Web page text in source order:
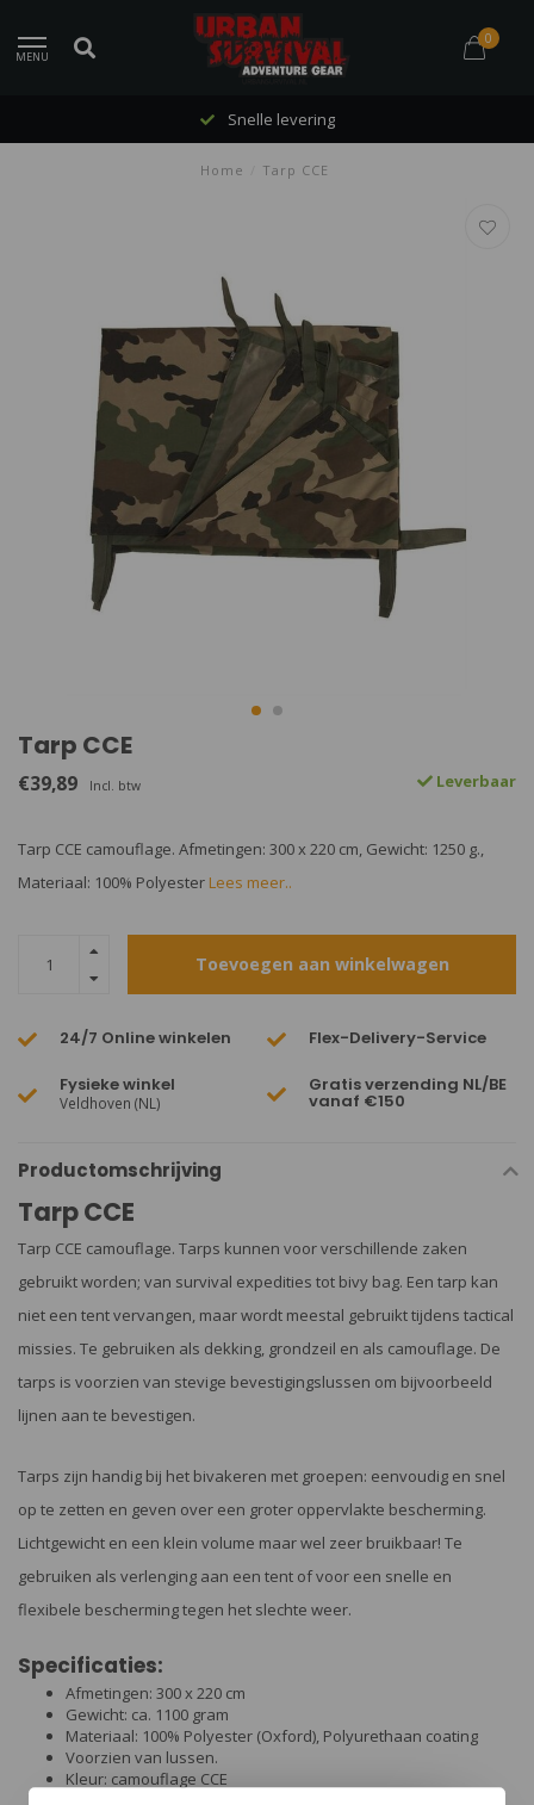
MENU
0
Snelle levering
Home Tarp CCE
Tarp CCE
€39,89 Incl. btw Leverbaar
Tarp CCE camouflage. Afmetingen: 300 x 220 cm, Gewicht: 1250 g.,
Materiaal: 100% Polyester Lees meer..
Toevoegen aan winkelwagen
24/7 Online winkelen Flex-Delivery-Service
Fysieke winkel
Veldhoven (NL)
Gratis verzending NL/BE
vanaf €150
Productomschrijving
Tarp CCE
Tarp CCE camouflage. Tarps kunnen voor verschillende zaken
gebruikt worden; van survival expedities tot bivy bag. Een tarp kan
niet een tent vervangen, maar wordt meestal gebruikt tijdens tactical
missies. Te gebruiken als dekking, grondzeil en als camouflage. De
tarps is voorzien van stevige bevestigingslussen om bijvoorbeeld
lijnen aan te bevestigen.
Tarps zijn handig bij het bivakeren met groepen: eenvoudig en snel
op te zetten en geven over een groter oppervlakte bescherming.
Lichtgewicht en een klein volume maar wel zeer bruikbaar! Te
gebruiken als verlenging aan een tent of voor een snelle en
flexibele bescherming tegen het slechte weer.
Specificaties:
Afmetingen: 300 x 220 cm
Gewicht: ca. 1100 gram
Materiaal: 100% Polyester (Oxford), Polyurethaan coating
Voorzien van lussen.
Kleur: camouflage CCE